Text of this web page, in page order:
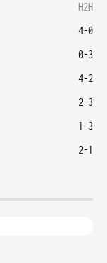
H2H
4-0
0-3
4-2
2-3
1-3
2-1